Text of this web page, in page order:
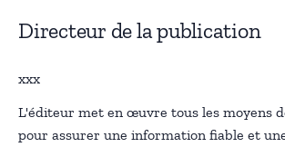
Directeur de la publication
xxx
L'éditeur met en œuvre tous les moyens
pour assurer une information fiable et